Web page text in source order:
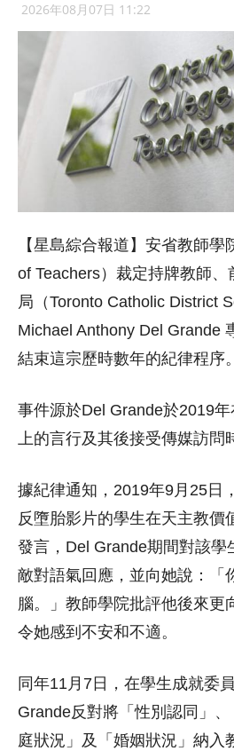
2026年08月07日 11:22
【星島綜合報道】安省教師
of Teachers）裁定持牌教師
局（Toronto Catholic District
Michael Anthony Del Grande
結束這宗歷時數年的紀律程序。
事件源於Del Grande於2019
上的言行及其後接受傳媒訪問
據紀律通知，2019年9月25日
反墮胎影片的學生在天主教價
發言，Del Grande期間對該學
敵對語氣回應，並向她說：「
腦。」教師學院批評他後來更
令她感到不安和不適。
同年11月7日，在學生成就委
Grande反對將「性別認同」
庭狀況」及「婚姻狀況」納入